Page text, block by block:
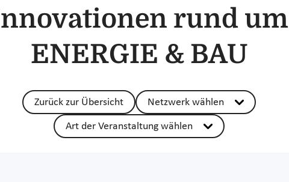
rund um
ENERGIE & BAU
Zurück zur Übersicht Netzwerk wählen
Art der Veranstaltung wählen